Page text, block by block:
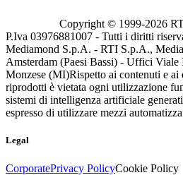
Copyright © 1999-2026
P.Iva 03976881007 - Tutti i diritti
Mediamond S.p.A. - RTI S.p.A.,
Amsterdam (Paesi Bassi) - Uffici
Monzese (MI)Rispetto ai contenuti e ai
riprodotti è vietata ogni utilizzazione
sistemi di intelligenza artificiale
espresso di utilizzare mezzi
Legal
CorporatePrivacy PolicyCookie Policy